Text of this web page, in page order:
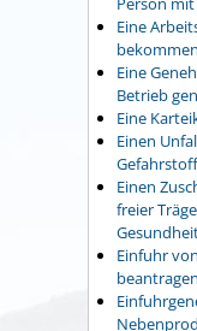
Eine
bekommen
Eine
Betrieb
Eine
Einen
Einen
freier
Einfuhr
beantragen